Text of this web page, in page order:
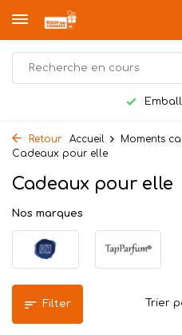
Retour Accueil Moments
Cadeaux pour elle
Cadeaux pour elle
Nos marques
Filter Trier